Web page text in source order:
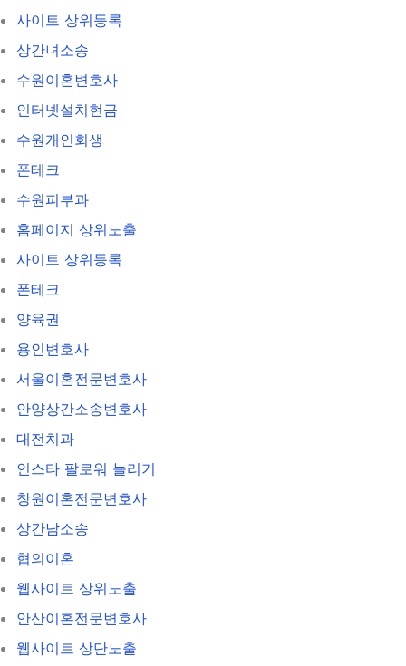
사이트 상위등록
상간녀소송
수원이혼변호사
인터넷설치현금
수원개인회생
폰테크
수원피부과
홈페이지 상위노출
사이트 상위등록
폰테크
양육권
용인변호사
서울이혼전문변호사
안양상간소송변호사
대전치과
인스타 팔로워 늘리기
창원이혼전문변호사
상간남소송
협의이혼
웹사이트 상위노출
안산이혼전문변호사
웹사이트 상단노출